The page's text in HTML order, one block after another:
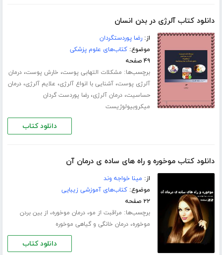
دانلود کتاب آلرژی در بدن انسان
از:رضا پوردستگردان
موضوع:کتاب‌های علوم پزشکی
۴۹ صفحه
برچسب‌ها: مشکلات التهابی پوست، خارش پوست،درمان
آلرژی پوست،آشنایی با انواع آلرژی، علایم آلرژی،درمان
حساسیت،درمان آلرژی،رضا پوردست گردان
میکروبیولوژیست
دانلود کتاب
دانلود کتاب موخوره و راه های ساده ی درمان آن
از: مینا خواجه وند
موضوع:کتاب‌های آموزشی زیبایی
۲۲ صفحه
برچسب‌ها: مراقبت از مو،درمان موخوره، از بین بردن
موخوره،درمان خانگی و گیاهی موخوره
دانلود کتاب